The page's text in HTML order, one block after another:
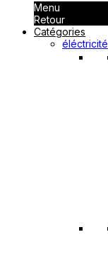
Menu
Retour
Catégories
éléctricité